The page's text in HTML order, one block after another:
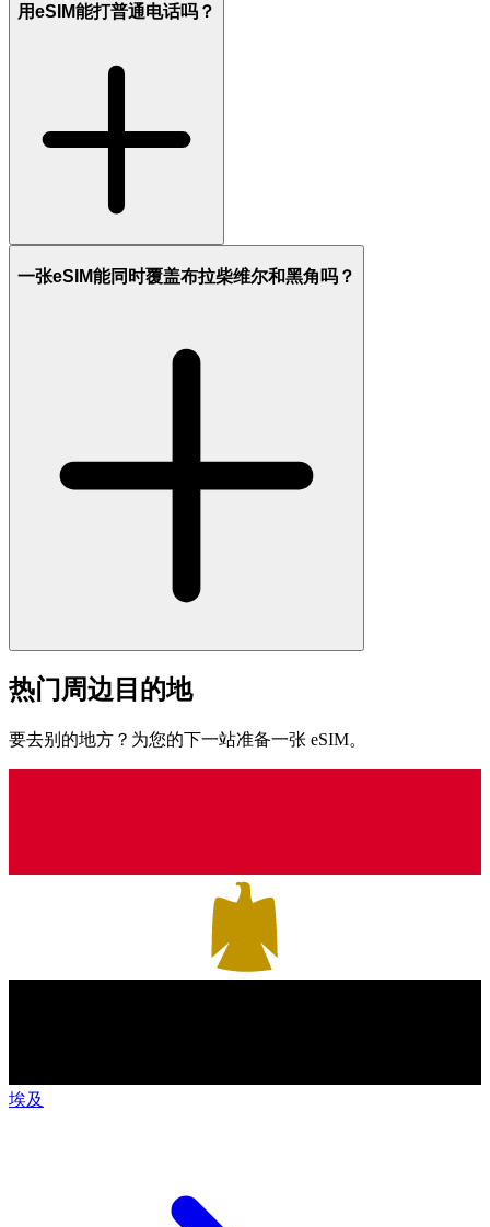
用eSIM能打普通电话吗？
一张eSIM能同时覆盖布拉柴维尔和黑角吗？
热门周边目的地
要去别的地方？为您的下一站准备一张 eSIM。
埃及